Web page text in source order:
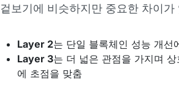
겉보기에 비슷하지만 중요한 차이가
Layer 2는 단일 블록체인 성능 개선
Layer 3는 더 넓은 관점을 가지며
에 초점을 맞춤